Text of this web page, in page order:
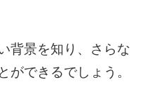
背景を知り、さらな
ができるでしょう。